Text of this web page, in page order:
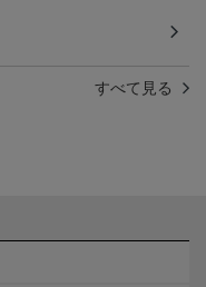
すべて見る